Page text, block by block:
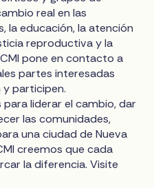
real en las
la educación, la atención
reproductiva y la
pone en contacto a
partes interesadas
participen.
liderar el cambio, dar
las comunidades,
una ciudad de Nueva
creemos que cada
la diferencia. Visite